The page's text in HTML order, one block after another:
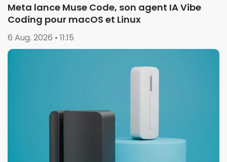
Meta lance Muse Code, son agent IA Vibe
Coding pour macOS et Linux
6 Aug. 2026 • 11:15